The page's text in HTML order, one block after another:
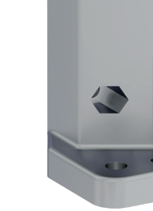
Алюминиевые
Алюминиевая
Крейты и кассеты
Профиль
Радиаторный
Лист алюминиевый